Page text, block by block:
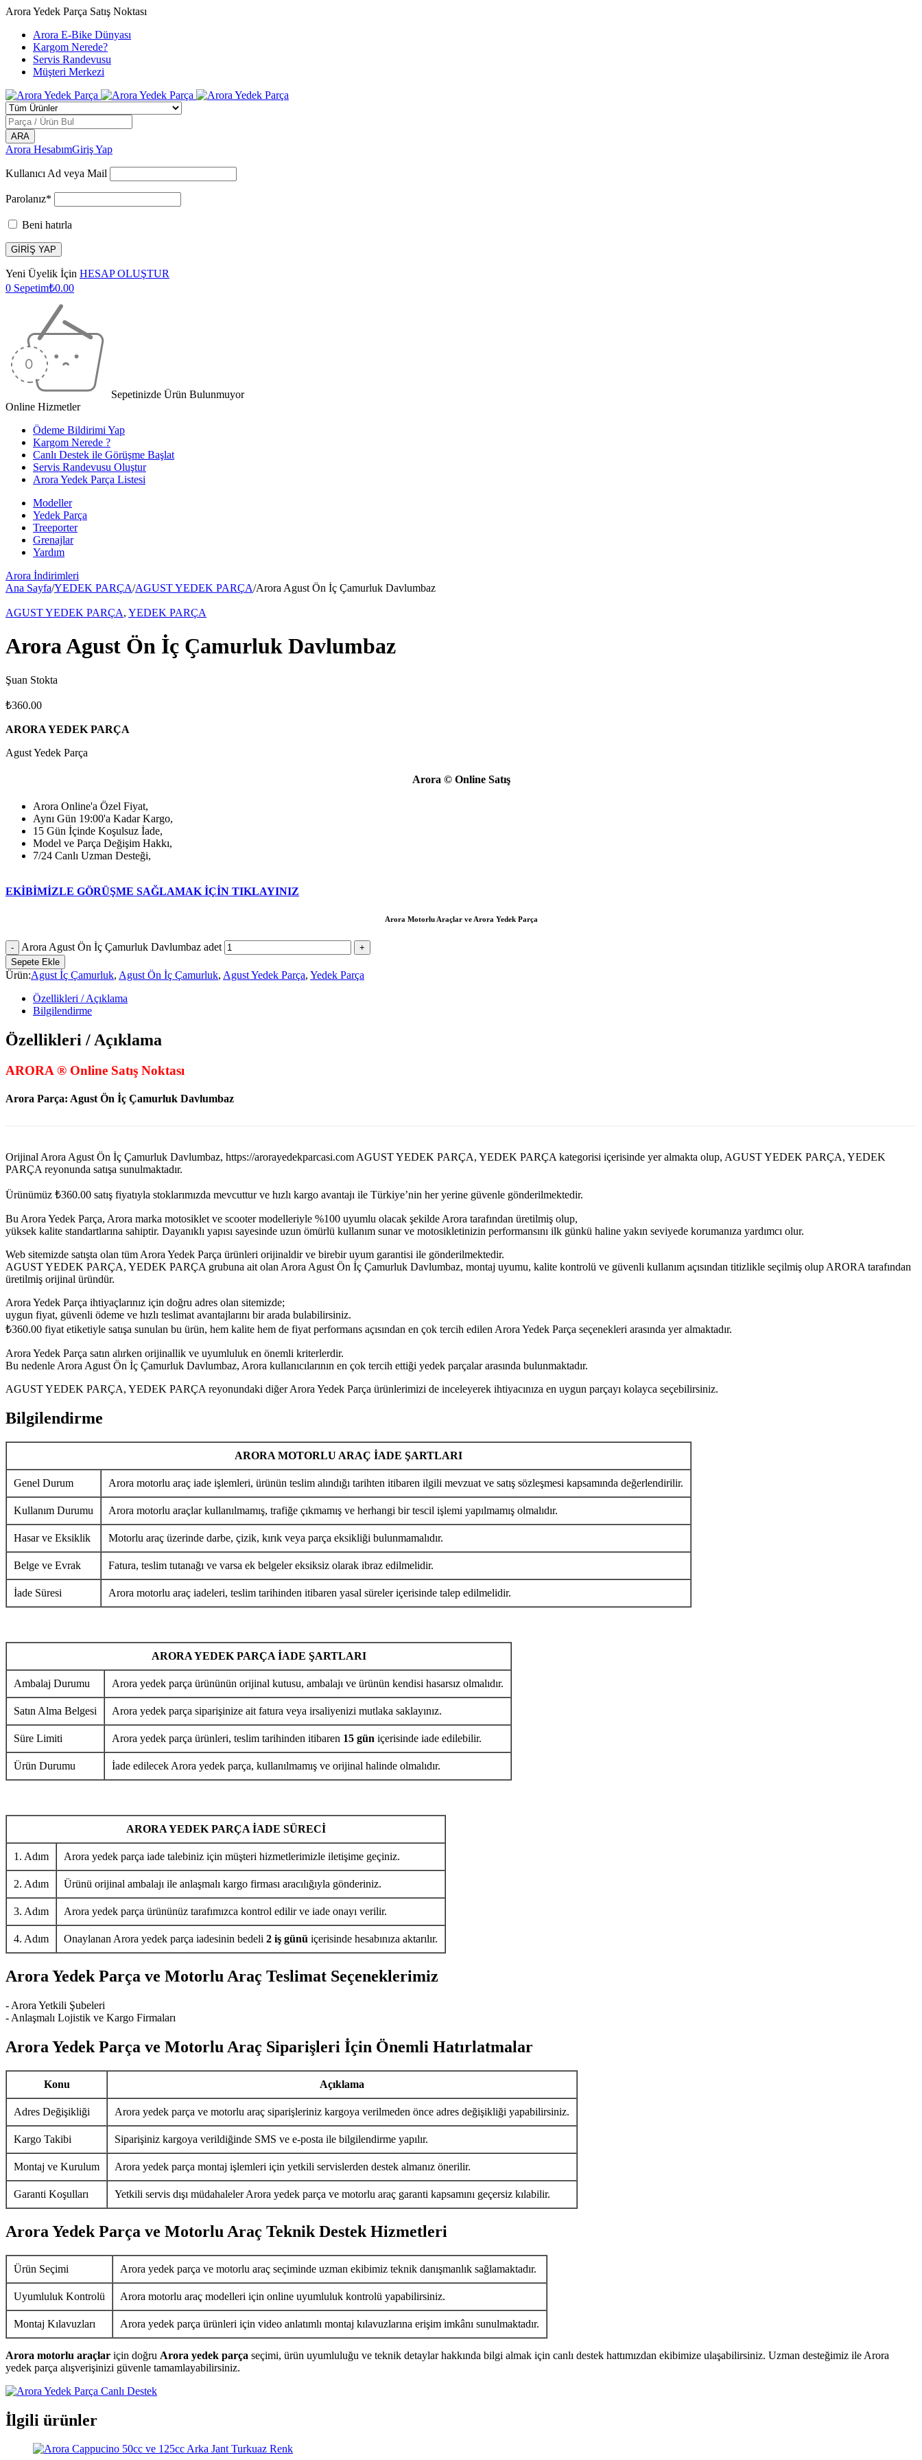
Arora Yedek Parça Satış Noktası
Arora E-Bike Dünyası
Kargom Nerede?
Servis Randevusu
Müşteri Merkezi
Arora HesabımGiriş Yap
Kullanıcı Ad veya Mail
Parolanız*
Beni hatırla
Yeni Üyelik İçin HESAP OLUŞTUR
0 Sepetim₺0.00
Sepetinizde Ürün Bulunmuyor
Online Hizmetler
Ödeme Bildirimi Yap
Kargom Nerede ?
Canlı Destek ile Görüşme Başlat
Servis Randevusu Oluştur
Arora Yedek Parça Listesi
Modeller
Yedek Parça
Treeporter
Grenajlar
Yardım
Arora İndirimleri
Ana Sayfa/YEDEK PARÇA/AGUST YEDEK PARÇA/Arora Agust Ön İç Çamurluk Davlumbaz
AGUST YEDEK PARÇA, YEDEK PARÇA
Arora Agust Ön İç Çamurluk Davlumbaz
Şuan Stokta
₺360.00
ARORA YEDEK PARÇA
Agust Yedek Parça
Arora © Online Satış
Arora Online'a Özel Fiyat,
Aynı Gün 19:00'a Kadar Kargo,
15 Gün İçinde Koşulsuz İade,
Model ve Parça Değişim Hakkı,
7/24 Canlı Uzman Desteği,
EKİBİMİZLE GÖRÜŞME SAĞLAMAK İÇİN TIKLAYINIZ
Arora Motorlu Araçlar ve Arora Yedek Parça
Arora Agust Ön İç Çamurluk Davlumbaz adet
Sepete Ekle
Ürün:Agust İç Çamurluk, Agust Ön İç Çamurluk, Agust Yedek Parça, Yedek Parça
Özellikleri / Açıklama
Bilgilendirme
Özellikleri / Açıklama
ARORA ® Online Satış Noktası
Arora Parça: Agust Ön İç Çamurluk Davlumbaz
Orijinal Arora Agust Ön İç Çamurluk Davlumbaz, https://arorayedekparcasi.com AGUST YEDEK PARÇA, YEDEK PARÇA kategorisi içerisinde yer almakta olup, AGUST YEDEK PARÇA, YEDEK
PARÇA reyonunda satışa sunulmaktadır.
Ürünümüz ₺360.00 satış fiyatıyla stoklarımızda mevcuttur ve hızlı kargo avantajı ile Türkiye’nin her yerine güvenle gönderilmektedir.
Bu Arora Yedek Parça, Arora marka motosiklet ve scooter modelleriyle %100 uyumlu olacak şekilde Arora tarafından üretilmiş olup,
yüksek kalite standartlarına sahiptir. Dayanıklı yapısı sayesinde uzun ömürlü kullanım sunar ve motosikletinizin performansını ilk günkü haline yakın seviyede korumanıza yardımcı olur.
Web sitemizde satışta olan tüm Arora Yedek Parça ürünleri orijinaldir ve birebir uyum garantisi ile gönderilmektedir.
AGUST YEDEK PARÇA, YEDEK PARÇA grubuna ait olan Arora Agust Ön İç Çamurluk Davlumbaz, montaj uyumu, kalite kontrolü ve güvenli kullanım açısından titizlikle seçilmiş olup ARORA tarafından
üretilmiş orijinal üründür.
Arora Yedek Parça ihtiyaçlarınız için doğru adres olan sitemizde;
uygun fiyat, güvenli ödeme ve hızlı teslimat avantajlarını bir arada bulabilirsiniz.
₺360.00 fiyat etiketiyle satışa sunulan bu ürün, hem kalite hem de fiyat performans açısından en çok tercih edilen Arora Yedek Parça seçenekleri arasında yer almaktadır.
Arora Yedek Parça satın alırken orijinallik ve uyumluluk en önemli kriterlerdir.
Bu nedenle Arora Agust Ön İç Çamurluk Davlumbaz, Arora kullanıcılarının en çok tercih ettiği yedek parçalar arasında bulunmaktadır.
AGUST YEDEK PARÇA, YEDEK PARÇA reyonundaki diğer Arora Yedek Parça ürünlerimizi de inceleyerek ihtiyacınıza en uygun parçayı kolayca seçebilirsiniz.
Bilgilendirme
ARORA MOTORLU ARAÇ İADE ŞARTLARI
Genel Durum Arora motorlu araç iade işlemleri, ürünün teslim alındığı tarihten itibaren ilgili mevzuat ve satış sözleşmesi kapsamında değerlendirilir.
Kullanım Durumu Arora motorlu araçlar kullanılmamış, trafiğe çıkmamış ve herhangi bir tescil işlemi yapılmamış olmalıdır.
Hasar ve Eksiklik Motorlu araç üzerinde darbe, çizik, kırık veya parça eksikliği bulunmamalıdır.
Belge ve Evrak Fatura, teslim tutanağı ve varsa ek belgeler eksiksiz olarak ibraz edilmelidir.
İade Süresi Arora motorlu araç iadeleri, teslim tarihinden itibaren yasal süreler içerisinde talep edilmelidir.
ARORA YEDEK PARÇA İADE ŞARTLARI
Ambalaj Durumu Arora yedek parça ürününün orijinal kutusu, ambalajı ve ürünün kendisi hasarsız olmalıdır.
Satın Alma Belgesi Arora yedek parça siparişinize ait fatura veya irsaliyenizi mutlaka saklayınız.
Süre Limiti Arora yedek parça ürünleri, teslim tarihinden itibaren 15 gün içerisinde iade edilebilir.
Ürün Durumu İade edilecek Arora yedek parça, kullanılmamış ve orijinal halinde olmalıdır.
ARORA YEDEK PARÇA İADE SÜRECİ
1. Adım Arora yedek parça iade talebiniz için müşteri hizmetlerimizle iletişime geçiniz.
2. Adım Ürünü orijinal ambalajı ile anlaşmalı kargo firması aracılığıyla gönderiniz.
3. Adım Arora yedek parça ürününüz tarafımızca kontrol edilir ve iade onayı verilir.
4. Adım Onaylanan Arora yedek parça iadesinin bedeli 2 iş günü içerisinde hesabınıza aktarılır.
Arora Yedek Parça ve Motorlu Araç Teslimat Seçeneklerimiz
- Arora Yetkili Şubeleri
- Anlaşmalı Lojistik ve Kargo Firmaları
Arora Yedek Parça ve Motorlu Araç Siparişleri İçin Önemli Hatırlatmalar
Konu Açıklama
Adres Değişikliği Arora yedek parça ve motorlu araç siparişleriniz kargoya verilmeden önce adres değişikliği yapabilirsiniz.
Kargo Takibi Siparişiniz kargoya verildiğinde SMS ve e-posta ile bilgilendirme yapılır.
Montaj ve Kurulum Arora yedek parça montaj işlemleri için yetkili servislerden destek almanız önerilir.
Garanti Koşulları Yetkili servis dışı müdahaleler Arora yedek parça ve motorlu araç garanti kapsamını geçersiz kılabilir.
Arora Yedek Parça ve Motorlu Araç Teknik Destek Hizmetleri
Ürün Seçimi Arora yedek parça ve motorlu araç seçiminde uzman ekibimiz teknik danışmanlık sağlamaktadır.
Uyumluluk Kontrolü Arora motorlu araç modelleri için online uyumluluk kontrolü yapabilirsiniz.
Montaj Kılavuzları Arora yedek parça ürünleri için video anlatımlı montaj kılavuzlarına erişim imkânı sunulmaktadır.
Arora motorlu araçlar için doğru Arora yedek parça seçimi, ürün uyumluluğu ve teknik detaylar hakkında bilgi almak için canlı destek hattımızdan ekibimize ulaşabilirsiniz. Uzman desteğimiz ile Arora
yedek parça alışverişinizi güvenle tamamlayabilirsiniz.
İlgili ürünler